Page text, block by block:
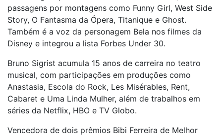
passagens por montagens como Funny Girl, West Side
Story, O Fantasma da Ópera, Titanique e Ghost.
Também é a voz da personagem Bela nos filmes da
Disney e integrou a lista Forbes Under 30.
Bruno Sigrist acumula 15 anos de carreira no teatro
musical, com participações em produções como
Anastasia, Escola do Rock, Les Misérables, Rent,
Cabaret e Uma Linda Mulher, além de trabalhos em
séries da Netflix, HBO e TV Globo.
Vencedora de dois prêmios Bibi Ferreira de Melhor